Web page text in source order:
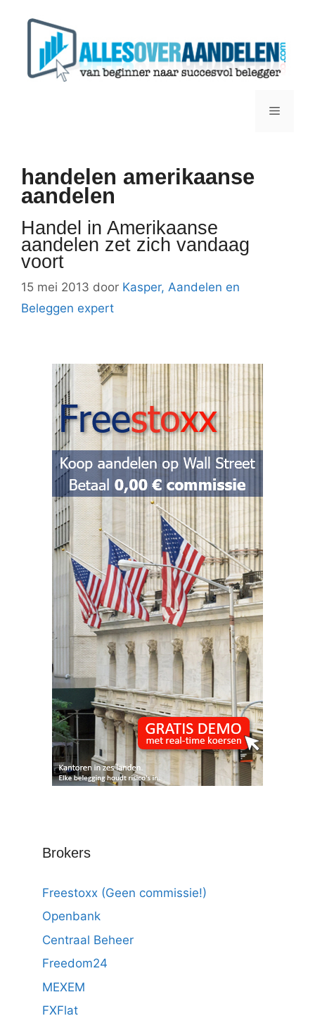
Menu
handelen amerikaanse
aandelen
Handel in Amerikaanse
aandelen zet zich vandaag
voort
15 mei 2013 door Kasper, Aandelen en
Beleggen expert
Brokers
Freestoxx (Geen commissie!)
Openbank
Centraal Beheer
Freedom24
MEXEM
FXFlat